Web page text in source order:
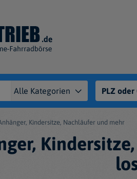
Kindersitze, Nachläufer und mehr